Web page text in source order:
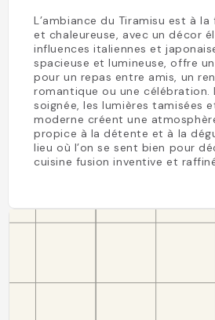
L’ambiance du Tiramisu est à
et chaleureuse, avec un décor
influences italiennes et
spacieuse et lumineuse, offre
pour un repas entre amis, un
romantique ou une célébration.
soignée, les lumières tamisées
moderne créent une
propice à la détente et à la
lieu où l’on se sent bien pour
cuisine fusion inventive et